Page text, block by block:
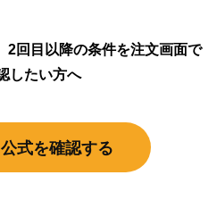
2回目以降の条件を注文画面で
したい方へ
式を確認する